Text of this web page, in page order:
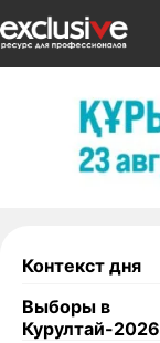
Контекст дня
Выборы в
Курултай-2026